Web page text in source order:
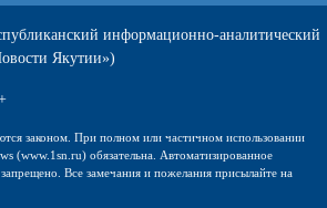
информационно-аналитический
Якутии»)
законом. При полном или частичном использовании
(www.1sn.ru) обязательна. Автоматизированное
Все замечания и пожелания присылайте на